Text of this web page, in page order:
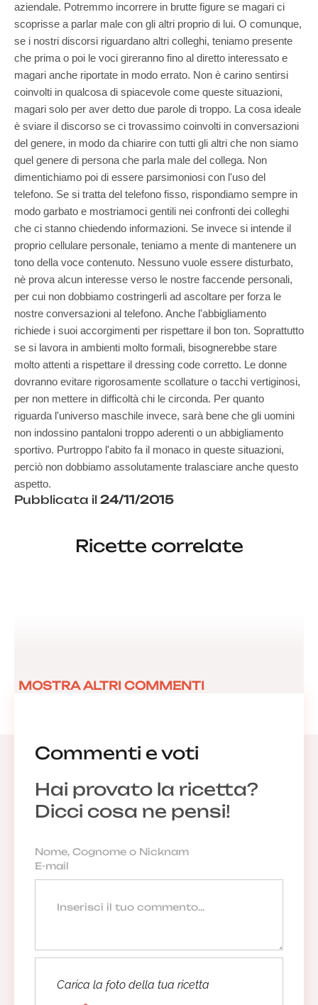
aziendale. Potremmo incorrere in brutte figure se magari ci
scoprisse a parlar male con gli altri proprio di lui. O comunque,
se i nostri discorsi riguardano altri colleghi, teniamo presente
che prima o poi le voci gireranno fino al diretto interessato e
magari anche riportate in modo errato. Non è carino sentirsi
coinvolti in qualcosa di spiacevole come queste situazioni,
magari solo per aver detto due parole di troppo. La cosa ideale
è sviare il discorso se ci trovassimo coinvolti in conversazioni
del genere, in modo da chiarire con tutti gli altri che non siamo
quel genere di persona che parla male del collega. Non
dimentichiamo poi di essere parsimoniosi con l'uso del
telefono. Se si tratta del telefono fisso, rispondiamo sempre in
modo garbato e mostriamoci gentili nei confronti dei colleghi
che ci stanno chiedendo informazioni. Se invece si intende il
proprio cellulare personale, teniamo a mente di mantenere un
tono della voce contenuto. Nessuno vuole essere disturbato,
nè prova alcun interesse verso le nostre faccende personali,
per cui non dobbiamo costringerli ad ascoltare per forza le
nostre conversazioni al telefono. Anche l'abbigliamento
richiede i suoi accorgimenti per rispettare il bon ton. Soprattutto
se si lavora in ambienti molto formali, bisognerebbe stare
molto attenti a rispettare il dressing code corretto. Le donne
dovranno evitare rigorosamente scollature o tacchi vertiginosi,
per non mettere in difficoltà chi le circonda. Per quanto
riguarda l'universo maschile invece, sarà bene che gli uomini
non indossino pantaloni troppo aderenti o un abbigliamento
sportivo. Purtroppo l'abito fa il monaco in queste situazioni,
perciò non dobbiamo assolutamente tralasciare anche questo
aspetto.
Pubblicata il 24/11/2015
Ricette correlate
Commenti e voti
Hai provato la ricetta?
Dicci cosa ne pensi!
Carica la foto della tua ricetta
MOSTRA ALTRI COMMENTI